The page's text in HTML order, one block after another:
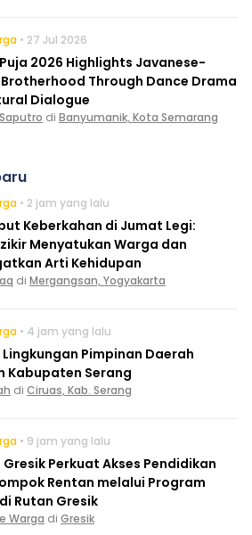
• 27 Jul 2026
2026 Highlights Javanese-
Through Dance Drama
Dialogue
di Banyumanik, Kota Semarang
• 2 jam yang lalu
Keberkahan di Jumat Legi:
Menyatukan Warga dan
Arti Kehidupan
di Mergangsan, Yogyakarta
• 4 jam yang lalu
Pimpinan Daerah
Kabupaten Serang
di Ciruas, Kab. Serang
• 9 jam yang lalu
Gresik Perkuat Akses Pendidikan
Rentan melalui Program
Rutan Gresik
Warga di Gresik